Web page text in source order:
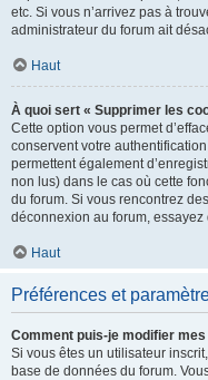
etc. Si vous n’arrivez pas à
administrateur du forum ait
Haut
À quoi sert « Supprimer les
Cette option vous permet
conservent votre
permettent également
non lus) dans le cas où cette
du forum. Si vous rencontrez
déconnexion au forum,
Haut
Préférences et
Comment puis-je modifier
Si vous êtes un utilisateur
base de données du forum.